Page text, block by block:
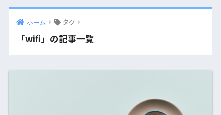
ホーム タグ
「wifi」の記事一覧